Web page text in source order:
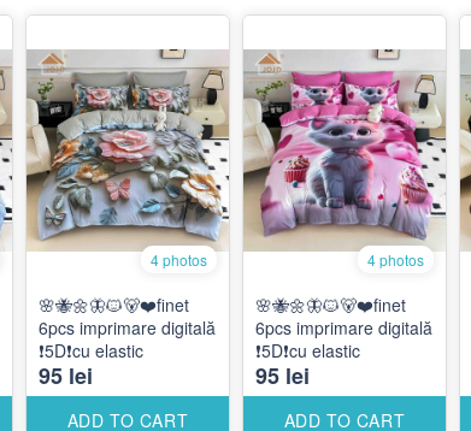
4 photos
🌸🐝🌼🦋🐱🐻❤️finet
6pcs imprimare digitală
❗️5D❗️cu elastic
95 lei
ADD TO CART
4 photos
🌸🐝🌼🦋🐱🐻❤️finet
6pcs imprimare digitală
❗️5D❗️cu elastic
95 lei
ADD TO CART